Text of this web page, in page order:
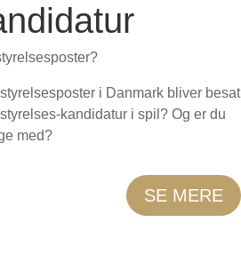
i Danmark bliver besat
kandidatur i spil? Og er du
med?
SE MERE